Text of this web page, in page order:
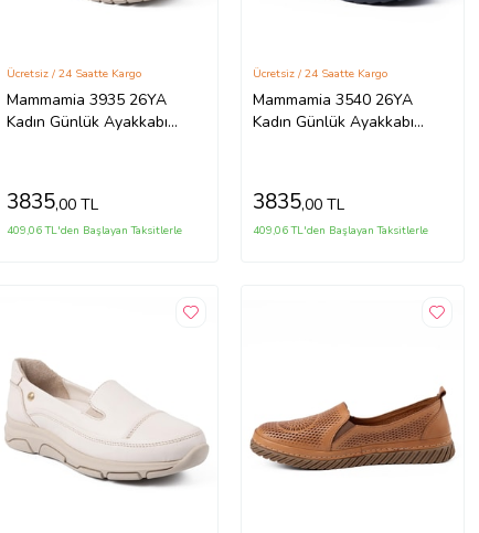
Mammamia 3935 26YA
Kadın Günlük Ayakkabı
Ücretsiz / 24 Saatte Kargo
3835,00 TL
409,06 TL'den Başlayan Taksitlerle
Mammamia 3540 26YA
Kadın Günlük Ayakkabı
Ücretsiz / 24 Saatte Kargo
3835,00 TL
409,06 TL'den Başlayan Taksitlerle